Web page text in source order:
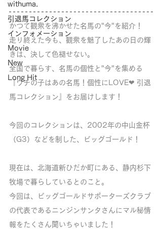
withuma.
引退馬コレクション
インフォメーション
Movie
New
Long Hit
かつて観衆を沸かせた名馬の"今"を紹介！
走り終えた今も、観衆を魅了したあの日の輝
きは、決して色褪せない。
全国で暮らす、名馬の個性と"今"を集める
『ウチの子はあの名馬！個性にLOVE❤︎ 引退
馬コレクション』をお届けします！
今回のコレクションは、2002年の中山金杯
（G3）などを制した、ビッグゴールド！
現在は、北海道新ひだか町にある、静内杉下
牧場で暮らしているとのこと。
今回は、ビッグゴールドサポーターズクラブ
の代表であるニンジンサンタさんにマル秘情
報をたくさん聞いちゃいました！